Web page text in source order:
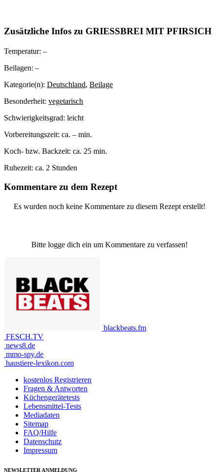
Zusätzliche Infos zu GRIESSBREI MIT PFIRSICH
Temperatur: –
Beilagen: –
Kategorie(n): Deutschland, Beilage
Besonderheit: vegetarisch
Schwierigkeitsgrad: leicht
Vorbereitungszeit: ca. – min.
Koch- bzw. Backzeit: ca. 25 min.
Ruhezeit: ca. 2 Stunden
Kommentare zu dem Rezept
Es wurden noch keine Kommentare zu diesem Rezept erstellt!
Bitte logge dich ein um Kommentare zu verfassen!
blackbeats.fm
FESCH.TV
news8.de
mmo-spy.de
haustiere-lexikon.com
kostenlos Registrieren
Fragen & Antworten
Küchengerätetests
Lebensmittel-Tests
Mediadaten
Sitemap
FAQ/Hilfe
Datenschutz
Impressum
NEWSLETTER ANMELDUNG